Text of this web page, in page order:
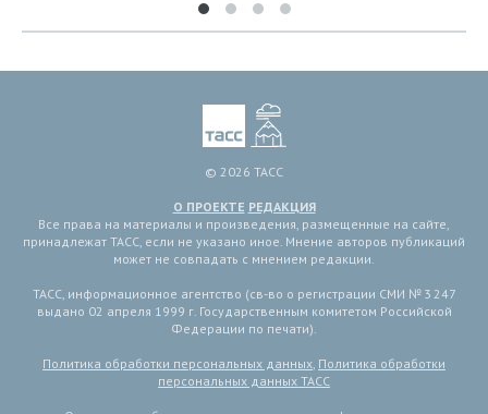
© 2026 ТАСС
О ПРОЕКТЕ РЕДАКЦИЯ
Все права на материалы и произведения, размещенные на сайте,
принадлежат ТАСС, если не указано иное. Мнение авторов публикаций
может не совпадать с мнением редакции.
ТАСС, информационное агентство (св-во о регистрации СМИ № 3 247
выдано 02 апреля 1999 г. Государственным комитетом Российской
Федерации по печати).
Политика обработки персональных данных, Политика обработки
персональных данных ТАСС